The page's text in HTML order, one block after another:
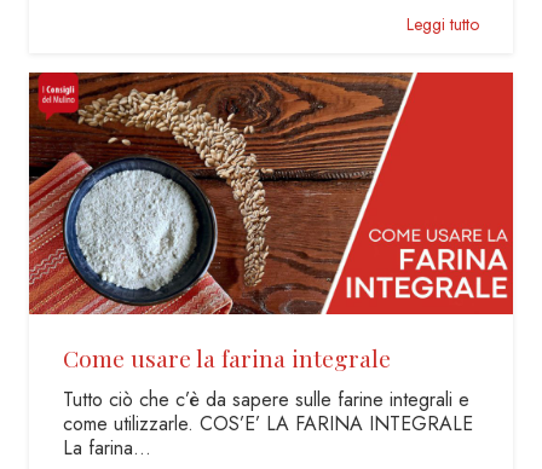
Leggi tutto
Come usare la farina integrale
Tutto ciò che c’è da sapere sulle farine integrali e
come utilizzarle. COS’E’ LA FARINA INTEGRALE
La farina…